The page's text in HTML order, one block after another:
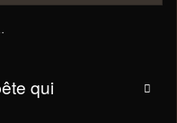
qui